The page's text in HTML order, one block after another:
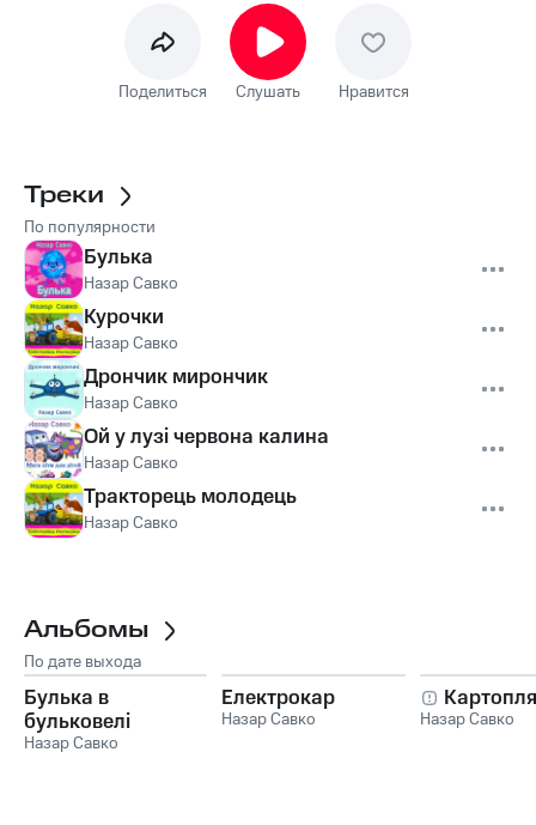
Поделиться Слушать Нравится
Треки
По популярности
Булька
Назар Савко
Курочки
Назар Савко
Дрончик мирончик
Назар Савко
Ой у лузі червона калина
Назар Савко
Тракторець молодець
Назар Савко
Альбомы
По дате выхода
Булька в
бульковелі
Назар Савко
Електрокар
Назар Савко
Картопля
Назар Савко